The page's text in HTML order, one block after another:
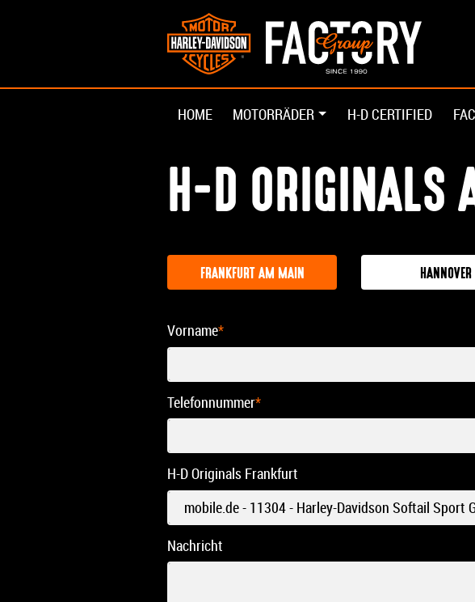
HOME MOTORRÄDER H-D CERTIFIED
H-D ORIGINALS
FRANKFURT AM MAIN HANNOVER
Vorname*
Telefonnummer*
H-D Originals Frankfurt
Nachricht